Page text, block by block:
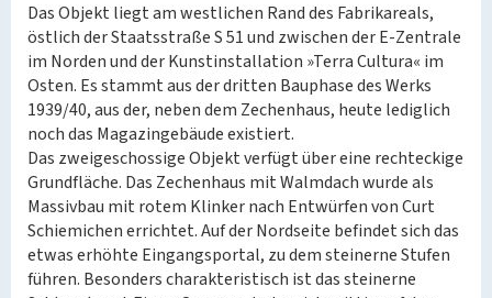
Das Objekt liegt am westlichen Rand des Fabrikareals,
östlich der Staatsstraße S 51 und zwischen der E-Zentrale
im Norden und der Kunstinstallation »Terra Cultura« im
Osten. Es stammt aus der dritten Bauphase des Werks
1939/40, aus der, neben dem Zechenhaus, heute lediglich
noch das Magazingebäude existiert.
Das zweigeschossige Objekt verfügt über eine rechteckige
Grundfläche. Das Zechenhaus mit Walmdach wurde als
Massivbau mit rotem Klinker nach Entwürfen von Curt
Schiemichen errichtet. Auf der Nordseite befindet sich das
etwas erhöhte Eingangsportal, zu dem steinerne Stufen
führen. Besonders charakteristisch ist das steinerne